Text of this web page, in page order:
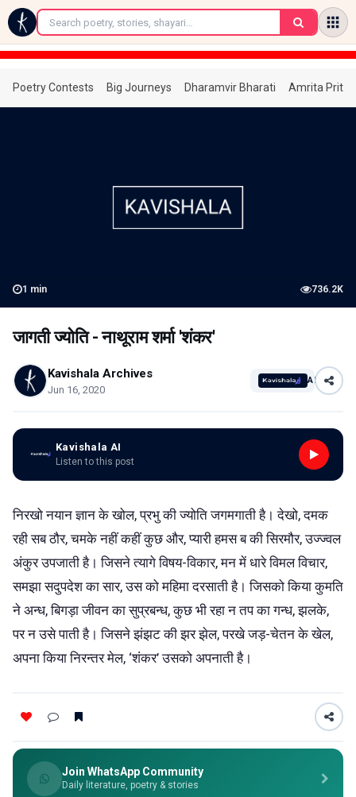
←
Poetry Contests Big Journeys Dharamvir Bharati Amrita
1 min 736.2K
जागती ज्योति - नाथूराम शर्मा 'शंकर'
Kavishala Archives
Jun 16, 2020
AI
Kavishala AI
Listen to this post
निरखो नयान ज्ञान के खोल, प्रभु की ज्योति जगमगाती है। देखो, दमक
रही सब ठौर, चमके नहीं कहीं कुछ और, प्यारी हमस ब की सिरमौर, उज्ज्वल
अंकुर उपजाती है। जिसने त्यागे विषय-विकार, मन में धारे विमल विचार,
समझा सदुपदेश का सार, उस को महिमा दरसाती है। जिसको किया कुमति
ने अन्ध, बिगड़ा जीवन का सुप्रबन्ध, कुछ भी रहा न तप का गन्ध, झलके,
पर न उसे पाती है। जिसने झंझट की झर झेल, परखे जड़-चेतन के खेल,
अपना किया निरन्तर मेल, ‘शंकर’ उसको अपनाती है।
Join WhatsApp Community
Daily literature, poetry & stories